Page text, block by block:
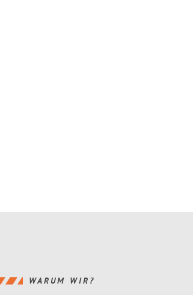
WARUM WIR?